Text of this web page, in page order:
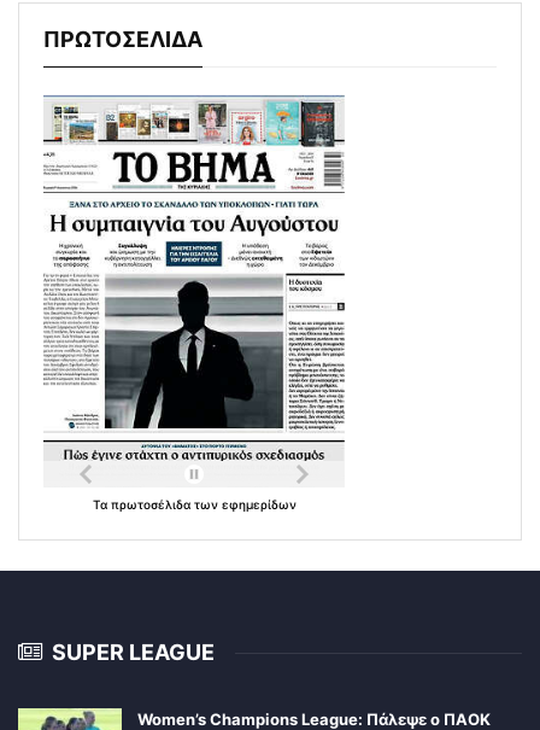
ΠΡΩΤΟΣΕΛΙΔΑ
Τα πρωτοσέλιδα των εφημερίδων
SUPER LEAGUE
Women’s Champions League: Πάλεψε ο ΠΑΟΚ